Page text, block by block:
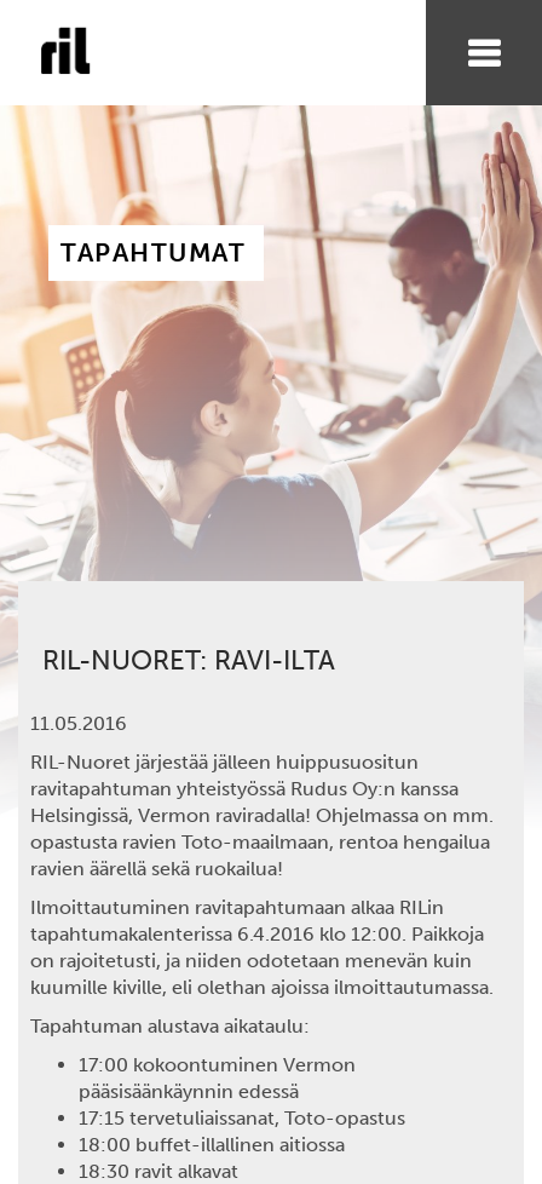
TAPAHTUMAT
RIL-NUORET: RAVI-ILTA
11.05.2016
RIL-Nuoret järjestää jälleen huippusuositun
ravitapahtuman yhteistyössä Rudus Oy:n kanssa
Helsingissä, Vermon raviradalla! Ohjelmassa on mm.
opastusta ravien Toto-maailmaan, rentoa hengailua
ravien äärellä sekä ruokailua!
Ilmoittautuminen ravitapahtumaan alkaa RILin
tapahtumakalenterissa 6.4.2016 klo 12:00. Paikkoja
on rajoitetusti, ja niiden odotetaan menevän kuin
kuumille kiville, eli olethan ajoissa ilmoittautumassa.
Tapahtuman alustava aikataulu:
17:00 kokoontuminen Vermon
pääsisäänkäynnin edessä
17:15 tervetuliaissanat, Toto-opastus
18:00 buffet-illallinen aitiossa
18:30 ravit alkavat